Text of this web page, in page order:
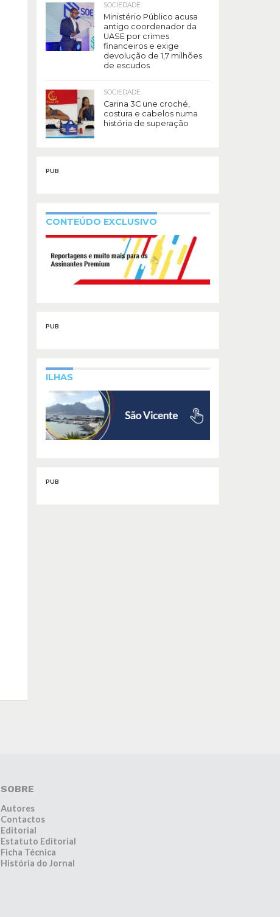
SOCIEDADE
Ministério Público acusa
antigo coordenador da
UASE por crimes
financeiros e exige
devolução de 1,7 milhões
de escudos
SOCIEDADE
Carina 3C une croché,
costura e cabelos numa
história de superação
PUB
CONTEÚDO EXCLUSIVO
PUB
ILHAS
PUB
SOBRE
Autores
Contactos
Editorial
Estatuto Editorial
Ficha Técnica
História do Jornal